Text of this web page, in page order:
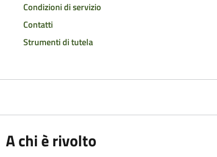
Condizioni di servizio
Contatti
Strumenti di tutela
A chi è rivolto